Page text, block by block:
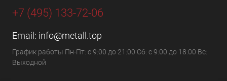
+7 (495) 133-72-06
Email: info@metall.top
График работы Пн-Пт: с 9:00 до 21:00 Сб: с 9:00 до 18:00 Вс:
Выходной